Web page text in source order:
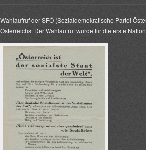
Wahlaufruf der SPÖ (Sozialdemokratische Partei
Österreichs. Der Wahlaufruf wurde für die erste